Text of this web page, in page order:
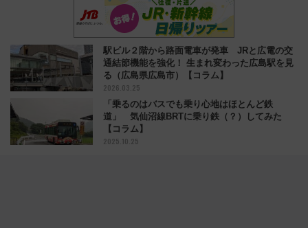
駅ビル２階から路面電車が発車 JRと広電の交
通結節機能を強化！ 生まれ変わった広島駅を見
る（広島県広島市）【コラム】
2026.03.25
「乗るのはバスでも乗り心地はほとんど鉄
道」 気仙沼線BRTに乗り鉄（？）してみた
【コラム】
2025.10.25